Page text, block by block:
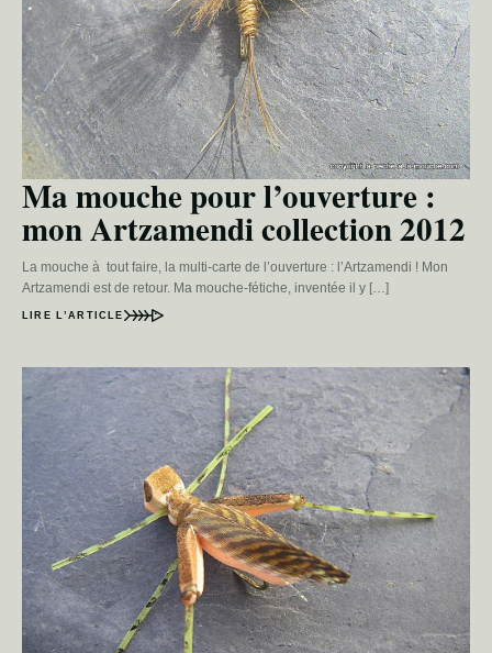
Ma mouche pour l’ouverture :
mon Artzamendi collection 2012
La mouche à tout faire, la multi-carte de l’ouverture : l’Artzamendi ! Mon
Artzamendi est de retour. Ma mouche-fétiche, inventée il y […]
LIRE L’ARTICLE